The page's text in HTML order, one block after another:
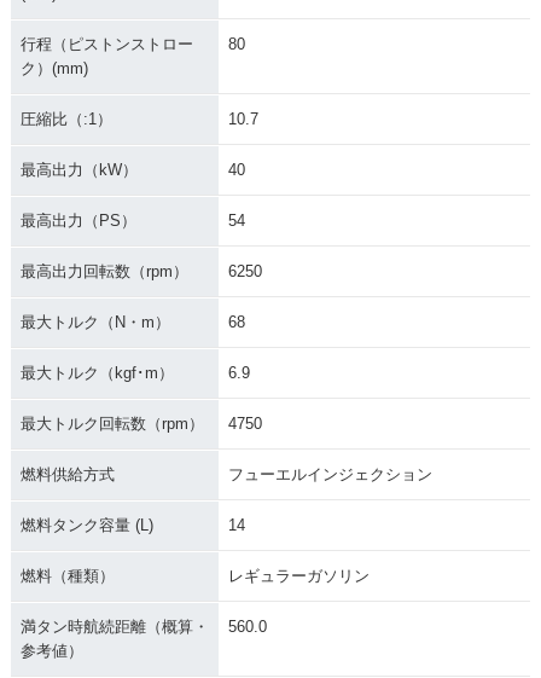
S・カラーチェンジ
カラーチェンジ
ssion ABS E Packa
Transmission ABS
2016年 NC750X Ty
pe LD
2016年 NC750X D
行程（ピストンストロー
ク）(mm)
80
圧縮比（:1） 10.7
最高出力（kW） 40
最高出力（PS） 54
最高出力回転数（rpm） 6250
最大トルク（N・m） 68
最大トルク（kgf･m） 6.9
最大トルク回転数（rpm） 4750
燃料供給方式 フューエルインジェクション
燃料タンク容量 (L) 14
燃料（種類） レギュラーガソリン
満タン時航続距離（概算・
参考値）
560.0